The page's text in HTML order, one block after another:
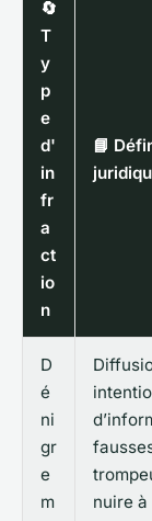
🔄
T
y
p
e
d'
in
fr
a
ct
io
n
📘
D
é
ni
gr
e
m
nuire à